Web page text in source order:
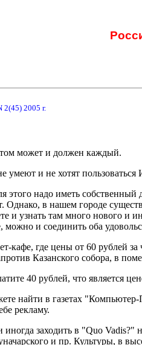
2005 г.
может и должен каждый.
умеют и не хотят пользоваться
этого надо иметь
Однако, в нашем городе
и узнать там много нового
можно и соединить оба
кафе, где цены от 60 рублей
Казанского собора, в
40 рублей, что является
найти в газетах
рекламу.
иногда заходить в "Quo
и пр. Культуры, в